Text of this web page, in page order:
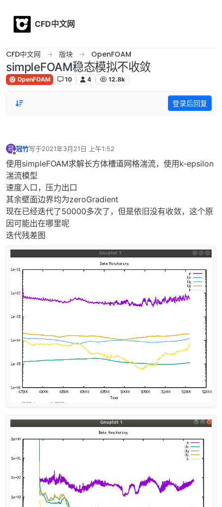
CFD中文网
CFD中文网 版块 OpenFOAM
simpleFOAM稳态模拟不收敛
OpenFOAM 10 4 12.8k
登录后回复
冠 冠竹写于2021年3月21日 上午1:52
最后由 编辑
使用simpleFOAM求解长方体槽道网格湍流，使用k-epsilon
湍流模型
速度入口，压力出口
其余壁面边界均为zeroGradient
现在已经迭代了50000多次了，但是依旧没有收敛，这个原
因可能出在哪里呢
迭代残差图